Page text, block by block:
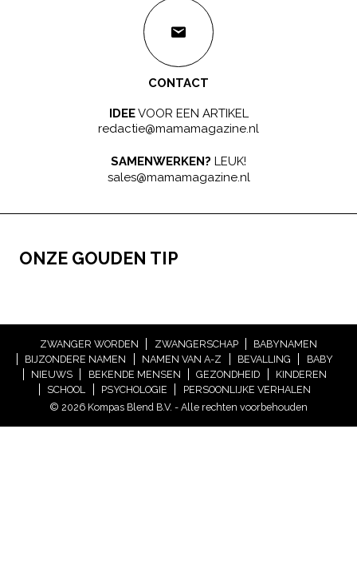
CONTACT
IDEEVOOR EEN ARTIKEL
redactie@mamamagazine.nl
SAMENWERKEN? LEUK!
sales@mamamagazine.nl
ONZE GOUDEN TIP
ZWANGER WORDEN ZWANGERSCHAP
BABYNAMEN
BIJZONDERE NAMEN
NAMEN VAN A-Z BEVALLING
BABY
NIEUWS
BEKENDE MENSEN GEZONDHEID
KINDEREN
SCHOOL
PSYCHOLOGIE
PERSOONLIJKE VERHALEN
© 2026 Kompas Blend B.V. - Alle rechten voorbehouden